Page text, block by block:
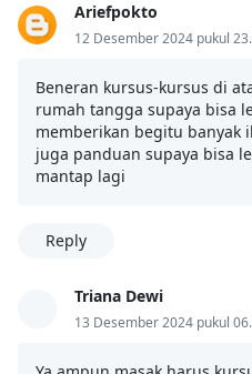
Ariefpokto
12 Desember 2024 pukul
Beneran kursus-kursus di
rumah tangga supaya bisa
memberikan begitu banyak
juga panduan supaya bisa
mantap lagi
Reply
Triana Dewi
13 Desember 2024 pukul